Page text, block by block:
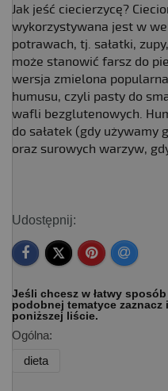
Jak jeść ciecierzycę?
wykorzystywana jest w
potrawach, tj. sałatki,
może stanowić farsz do
wersja zmielona
humusu, czyli pasty do
wafli bezglutenowych.
do sałatek (gdy używamy
oraz surowych warzyw,
Udostępnij:
Jeśli chcesz w łatwy
podobnej tematyce
poniższej liście.
Ogólna:
dieta